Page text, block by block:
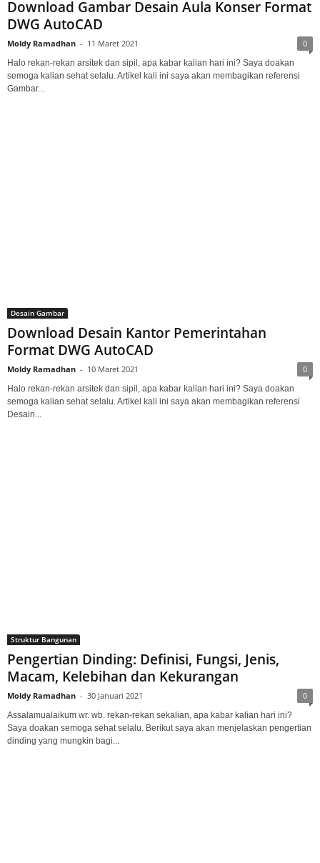
Download Gambar Desain Aula Konser Format
DWG AutoCAD
Moldy Ramadhan - 11 Maret 2021 0
Halo rekan-rekan arsitek dan sipil, apa kabar kalian hari ini? Saya doakan
semoga kalian sehat selalu. Artikel kali ini saya akan membagikan referensi
Gambar...
Desain Gambar
Download Desain Kantor Pemerintahan
Format DWG AutoCAD
Moldy Ramadhan - 10 Maret 2021 0
Halo rekan-rekan arsitek dan sipil, apa kabar kalian hari ini? Saya doakan
semoga kalian sehat selalu. Artikel kali ini saya akan membagikan referensi
Desain...
Struktur Bangunan
Pengertian Dinding: Definisi, Fungsi, Jenis,
Macam, Kelebihan dan Kekurangan
Moldy Ramadhan - 30 Januari 2021 0
Assalamualaikum wr. wb. rekan-rekan sekalian, apa kabar kalian hari ini?
Saya doakan semoga sehat selalu. Berikut saya akan menjelaskan pengertian
dinding yang mungkin bagi...